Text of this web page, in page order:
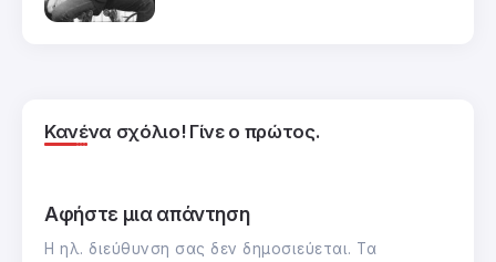
Κανένα σχόλιο! Γίνε ο πρώτος.
Αφήστε μια απάντηση
Η ηλ. διεύθυνση σας δεν δημοσιεύεται. Τα